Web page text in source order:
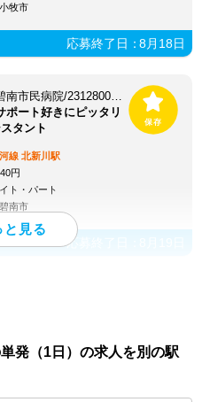
牧市
応募終了日：8月18日
株式会社ソラスト 勤務地：碧南市民病院/2312800564-026
ポート好きにピッタリ
タント
線 北新川駅
円
ト・パート
南市
応募終了日：
発（1日）の求人を別の駅